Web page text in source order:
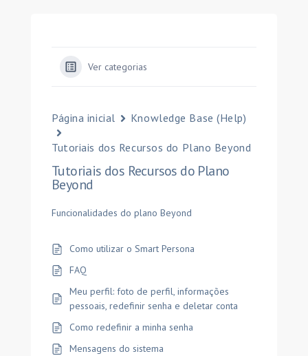
Ver categorias
Página inicial Knowledge Base (Help)
Tutoriais dos Recursos do Plano Beyond
Tutoriais dos Recursos do Plano
Beyond
Funcionalidades do plano Beyond
Como utilizar o Smart Persona
FAQ
Meu perfil: foto de perfil, informações
pessoais, redefinir senha e deletar conta
Como redefinir a minha senha
Mensagens do sistema